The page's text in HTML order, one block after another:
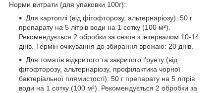
Норми витрати (для упаковки 100г):
Для картоплі (від фітофторозу, альтернаріозу): 50 г
препарату на 5 літрів води на 1 сотку (100 м²).
Рекомендується 2 обробки за сезон з інтервалом 10-14
днів. Термін очікування до збирання врожаю: 20 днів.
Для томатів відкритого та закритого ґрунту (від
фітофторозу, альтернаріозу, профілактика чорної
бактеріальної плямистості): 50 г препарату на 5 літрів
води на 1 сотку (100 м²). Рекомендується 2 обробки за